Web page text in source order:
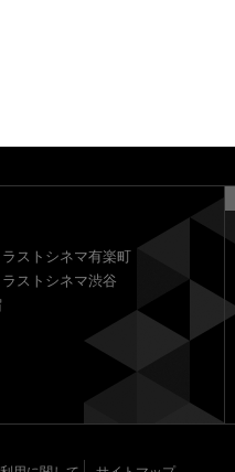
ストシネマ有楽町
ストシネマ渋谷